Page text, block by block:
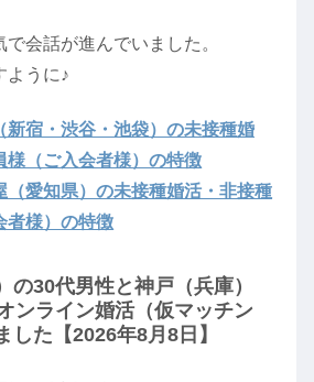
会話が進んでいました。
ように♪
新宿・渋谷・池袋）の未接種婚
様（ご入会者様）の特徴
（愛知県）の未接種婚活・非接種
者様）の特徴
の30代男性と神戸（兵庫）
ンライン婚活（仮マッチン
した【2026年8月8日】